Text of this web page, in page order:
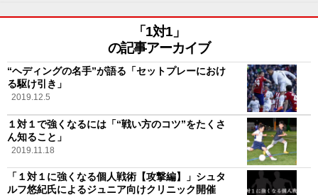
「1対1」
の記事アーカイブ
“ヘディングの名手”が語る「セットプレーにおけ
る駆け引き」
2019.12.5
１対１で強くなるには「“戦い方のコツ”をたくさ
ん知ること」
2019.11.18
「１対１に強くなる個人戦術【攻撃編】」シュタ
ルフ悠紀氏によるジュニア向けクリニック開催